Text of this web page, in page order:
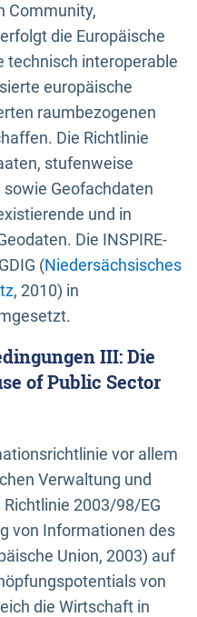
Community,
die Europäische
technisch interoperable
europäische
raumbezogenen
Die Richtlinie
stufenweise
Geofachdaten
und in
Die INSPIRE-
(Niedersächsisches
, 2010) in
III: Die
of Public Sector
vor allem
Verwaltung und
2003/98/EG
von Informationen des
Union, 2003) auf
von
die Wirtschaft in